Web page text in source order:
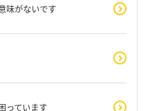
味がないです
っています